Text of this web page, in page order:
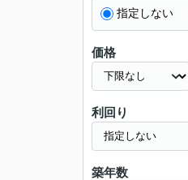
指定しない
価格
利回り
築年数